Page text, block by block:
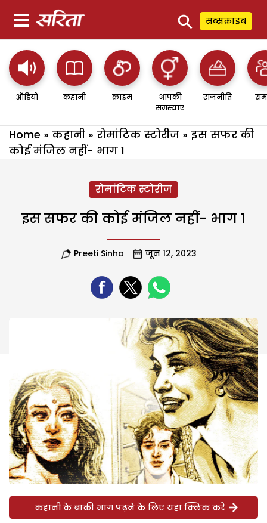
⚲ सब्सक्राइब
ऑडियो कहानी क्राइम
आपकी
समस्याएं
राजनीति
Home » कहानी » रोमांटिक स्टोरीज » इस सफर की
कोई मंजिल नहीं- भाग 1
रोमांटिक स्टोरीज
इस सफर की कोई मंजिल नहीं- भाग 1
Preeti Sinha जून 12, 2023
कहानी के बाकी भाग पढ़ने के लिए यहां क्लिक करें